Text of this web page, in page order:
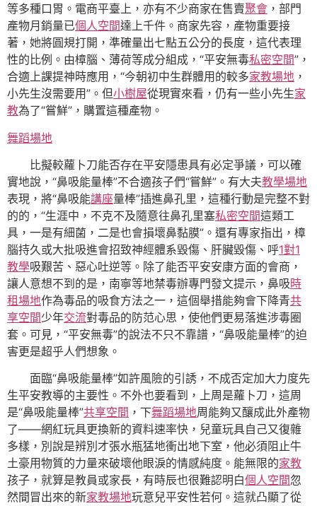
等多種口胃。電商平臺上，亦有不少商家在售賣聚會 ，部門
產物月銷量已個人空間達上千件。商家先容，產物重要接
著，她將圓規打開，準確量出七點五公分的長度，這代表理
性的比例。由樟腦、薄荷等成分組成，“平安無毒私密空間”，
合適上課提神時應用，“今朝初中生群體用的較多家教場地 ，
小先生沒需要用”。但小樹屋從現實來看，仍有一些小先生家
教為了“嘗鮮”，購置這種產物。
舞蹈場地
比擬較蘿卜刀能否存在平安隱患具有必定爭議，可以確
實地說，“鼻吸能量棒”不合適孩子們“嘗鮮”。有大夫教學場地
表現，將“鼻吸能講座量棒”插進鼻孔里，這種行動是完整不對
的的，“生涯中，不克不及隨意往鼻孔里塞私密空間這類工
具，一是有細菌，二是也會損壞鼻黏膜”。還有專家指出，樟
腦持久或大批吸進會招致神經體系毀傷、肝臟毀傷、呼1對1
教學吸艱苦、惡心吐逆等。除了能否平安安康方面的會商，
讓人意想不到的是，南寧等地禁毒辦專門發文提示，鼻吸時
租場地作為毒品的吸食方法之一，這個舉措能夠會下降青共
享空間少年交流對毒品的防范心思，使他們更易落進涉毒圈
套。可見，“平安無毒”的說法不只不靠譜，“鼻吸能量棒”的迫
害更是超乎人們想象。
面臨“鼻吸能量棒”如許風險的引誘，不成否定加大力度先
生平安教導的主要性。不外也要看到，上周是蘿卜刀，這周
是“鼻吸能量棒”共享空間 ，下舞蹈場地周能夠又釀成此外產物
了——網紅玩具更換新的資料速率快，兒童玩具自己又復雜
多樣，別說是辨別才張水瓶猛地衝出地下室，他必須阻止牛
土豪用物質的力量來破壞他眼淚的情感純度。能無限的家教
孩子，就算是教員或家長，有時辰也很難認明白個人空間忽
然間冒出來的新家教場地玩意兒平安性若何。這就凸顯了從